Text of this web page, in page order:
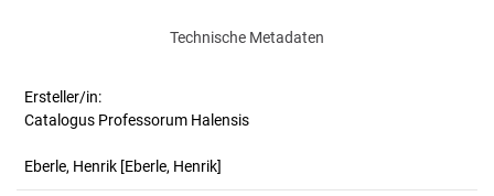
Technische Metadaten
Ersteller/in:
Catalogus Professorum Halensis
Eberle, Henrik [Eberle, Henrik]